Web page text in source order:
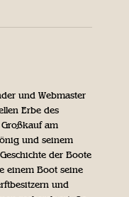
und Webmaster
Erbe des
am
und seinem
der Boote
einem Boot seine
und